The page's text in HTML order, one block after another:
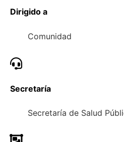
Dirigido a
Comunidad
Secretaría
Secretaría de Salud